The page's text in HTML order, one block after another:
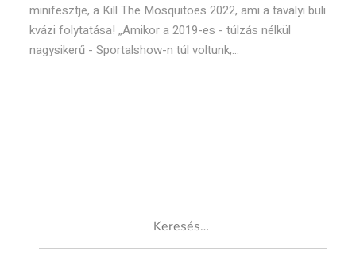
minifesztje, a Kill The Mosquitoes 2022, ami a tavalyi buli
kvázi folytatása! „Amikor a 2019-es - túlzás nélkül
nagysikerű - Sportalshow-n túl voltunk,...